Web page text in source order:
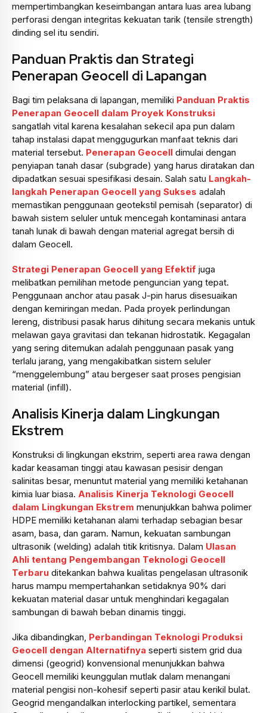
mempertimbangkan keseimbangan antara luas area lubang
perforasi dengan integritas kekuatan tarik (tensile strength)
dinding sel itu sendiri.
Panduan Praktis dan Strategi
Penerapan Geocell di Lapangan
Bagi tim pelaksana di lapangan, memiliki Panduan Praktis
Penerapan Geocell dalam Proyek Konstruksi
sangatlah vital karena kesalahan sekecil apa pun dalam
tahap instalasi dapat menggugurkan manfaat teknis dari
material tersebut. Penerapan Geocell dimulai dengan
penyiapan tanah dasar (subgrade) yang harus diratakan dan
dipadatkan sesuai spesifikasi desain. Salah satu Langkah-
langkah Penerapan Geocell yang Sukses adalah
memastikan penggunaan geotekstil pemisah (separator) di
bawah sistem seluler untuk mencegah kontaminasi antara
tanah lunak di bawah dengan material agregat bersih di
dalam Geocell.
Strategi Penerapan Geocell yang Efektif juga
melibatkan pemilihan metode penguncian yang tepat.
Penggunaan anchor atau pasak J-pin harus disesuaikan
dengan kemiringan medan. Pada proyek perlindungan
lereng, distribusi pasak harus dihitung secara mekanis untuk
melawan gaya gravitasi dan tekanan hidrostatik. Kegagalan
yang sering ditemukan adalah penggunaan pasak yang
terlalu jarang, yang mengakibatkan sistem seluler
“menggelembung” atau bergeser saat proses pengisian
material (infill).
Analisis Kinerja dalam Lingkungan
Ekstrem
Konstruksi di lingkungan ekstrim, seperti area rawa dengan
kadar keasaman tinggi atau kawasan pesisir dengan
salinitas besar, menuntut material yang memiliki ketahanan
kimia luar biasa. Analisis Kinerja Teknologi Geocell
dalam Lingkungan Ekstrem menunjukkan bahwa polimer
HDPE memiliki ketahanan alami terhadap sebagian besar
asam, basa, dan garam. Namun, kekuatan sambungan
ultrasonik (welding) adalah titik kritisnya. Dalam Ulasan
Ahli tentang Pengembangan Teknologi Geocell
Terbaru ditekankan bahwa kualitas pengelasan ultrasonik
harus mampu mempertahankan setidaknya 90% dari
kekuatan material dasar untuk menghindari kegagalan
sambungan di bawah beban dinamis tinggi.
Jika dibandingkan, Perbandingan Teknologi Produksi
Geocell dengan Alternatifnya seperti sistem grid dua
dimensi (geogrid) konvensional menunjukkan bahwa
Geocell memiliki keunggulan mutlak dalam menangani
material pengisi non-kohesif seperti pasir atau kerikil bulat.
Geogrid mengandalkan interlocking partikel, sementara